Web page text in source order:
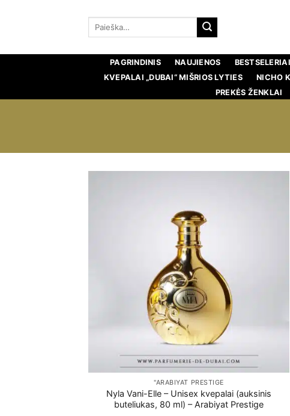
Ieškoti:
PAGRINDINIS NAUJIENOS BESTSELERIAI
KVEPALAI „DUBAI“ MIŠRIOS LYTIES
NICHO
PREKĖS ŽENKLAI
"ARABIYAT PRESTIGE
Nyla Vani-Elle – Unisex kvepalai (auksinis
buteliukas, 80 ml) – Arabiyat Prestige